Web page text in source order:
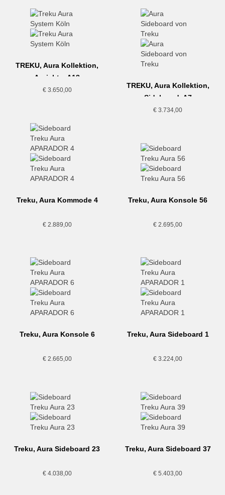
TREKU, Aura Kollektion,
Anrichte, A18
€3.650,00
TREKU, Aura Kollektion,
Sideboard, A7
€ 3.734,00
Treku, Aura Kommode 4
€2.889,00
Treku, Aura Konsole 56
€ 2.695,00
Treku, Aura Konsole 6
€2.665,00
Treku, Aura Sideboard 1
€ 3.224,00
Treku, Aura Sideboard 23
€4.038,00
Treku, Aura Sideboard 37
€ 5.403,00